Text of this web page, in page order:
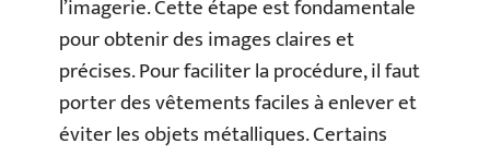
l’imagerie. Cette étape est fondamentale
pour obtenir des images claires et
précises. Pour faciliter la procédure, il faut
porter des vêtements faciles à enlever et
éviter les objets métalliques. Certains